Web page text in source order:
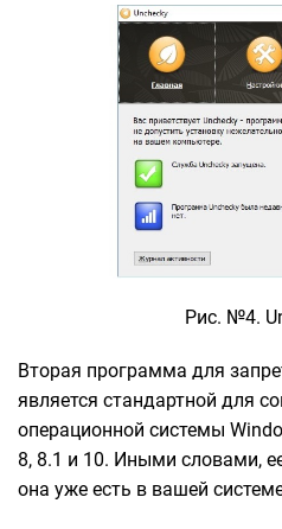
Рис. №4.
Вторая программа для
является стандартной для
операционной системы
8, 8.1 и 10. Иными словами,
она уже есть в вашей